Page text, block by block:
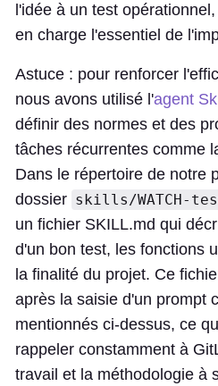
l'idée à un test
en charge l'essentiel de
Astuce : pour renforcer
nous avons utilisé l'agent
définir des normes et des
tâches récurrentes comme
Dans le répertoire de notre
dossier skills/WATCH-
un fichier SKILL.md qui
d'un bon test, les fonctions
la finalité du projet. Ce
après la saisie d'un prompt
mentionnés ci-dessus, ce
rappeler constamment à
travail et la méthodologie à